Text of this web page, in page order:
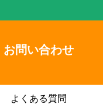
お問い合わせ
よくある質問